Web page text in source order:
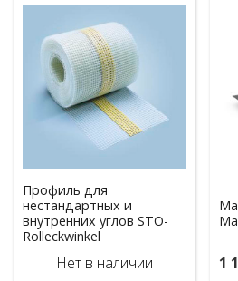
Профиль для
нестандартных и
внутренних углов STO-
Rolleckwinkel
Нет в наличии 1